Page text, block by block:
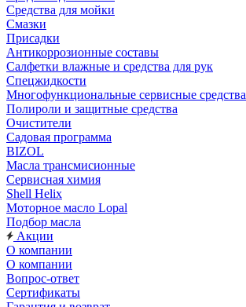
Средства для мойки
Смазки
Присадки
Антикоррозионные составы
Салфетки влажные и средства для рук
Спецжидкости
Многофункциональные сервисные средства
Полироли и защитные средства
Очистители
Садовая программа
BIZOL
Масла трансмисионные
Сервисная химия
Shell Helix
Моторное масло Lopal
Подбор масла
Акции
О компании
О компании
Вопрос-ответ
Сертификаты